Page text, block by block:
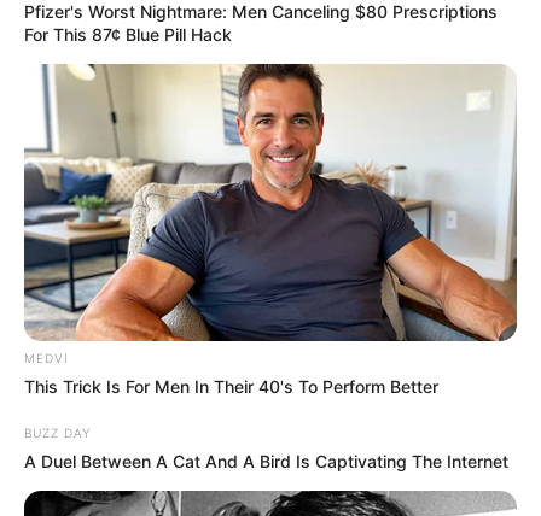
Disney Princesses: Which Live-Action Version Do
You Prefer?
BRAINBERRIES
Pfizer's Worst Nightmare: Men Canceling $80 Prescriptions
For This 87¢ Blue Pill Hack
MEDVI
This Trick Is For Men In Their 40's To Perform Better
BUZZ DAY
A Duel Between A Cat And A Bird Is Captivating The Internet